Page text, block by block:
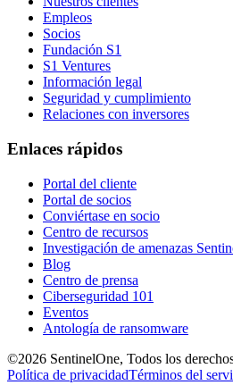
Empleos
Socios
Fundación S1
S1 Ventures
Información legal
Seguridad y cumplimiento
Relaciones con inversores
Enlaces rápidos
Portal del cliente
Portal de socios
Conviértase en socio
Centro de recursos
Investigación de amenazas
Blog
Centro de prensa
Ciberseguridad 101
Eventos
Antología de ransomware
©2026 SentinelOne, Todos los
Política de privacidadTérminos del